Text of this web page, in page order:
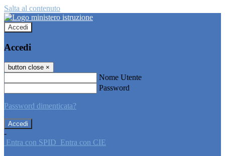
Salta al contenuto
Accedi
Accedi
button close ×
Nome Utente
Password
Password dimenticata?
-
Entra con SPID Entra con CIE